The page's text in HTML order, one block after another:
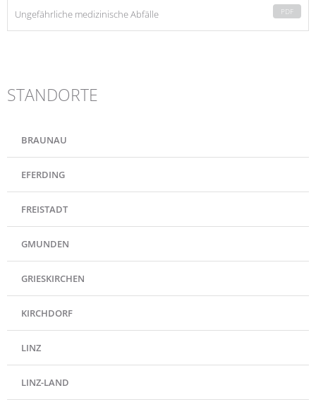
Ungefährliche medizinische Abfälle PDF
STANDORTE
BRAUNAU
EFERDING
FREISTADT
GMUNDEN
GRIESKIRCHEN
KIRCHDORF
LINZ
LINZ-LAND